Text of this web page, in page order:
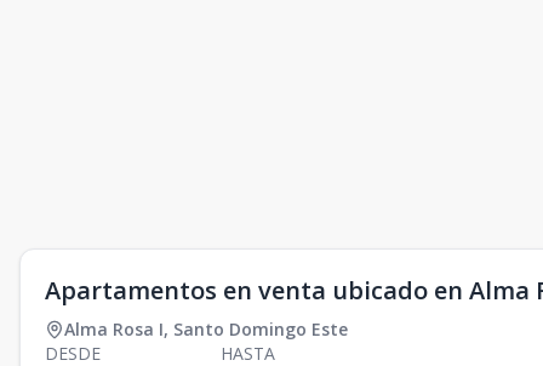
Apartamentos en venta ubicado en Alma
Alma Rosa I, Santo Domingo Este
DESDE
HASTA